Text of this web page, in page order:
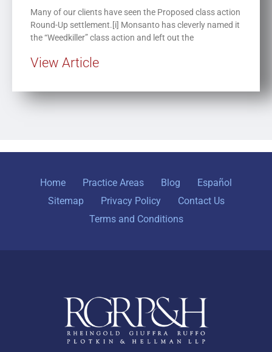
Many of our clients have seen the Proposed class action
Round-Up settlement.[i] Monsanto has cleverly named it
the “Weedkiller” class action and left out the
View Article
Home Practice Areas Blog
Español
Sitemap
Privacy Policy
Contact Us
Terms and Conditions